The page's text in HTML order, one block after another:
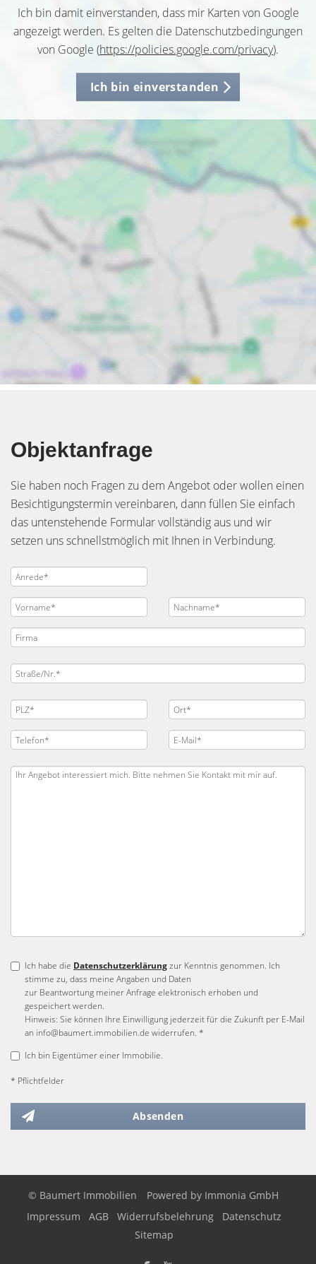
Ich bin damit einverstanden, dass mir Karten von Google
angezeigt werden. Es gelten die Datenschutzbedingungen
von Google (https://policies.google.com/privacy).
Ich bin einverstanden
Objektanfrage
Sie haben noch Fragen zu dem Angebot oder wollen einen
Besichtigungstermin vereinbaren, dann füllen Sie einfach
das untenstehende Formular vollständig aus und wir
setzen uns schnellstmöglich mit Ihnen in Verbindung.
Ich habe die Datenschutzerklärungzur Kenntnis genommen. Ich
stimme zu, dass meine Angaben und Daten
zur Beantwortung meiner Anfrage elektronisch erhoben und
gespeichert werden.
Hinweis: Sie können Ihre Einwilligung jederzeit für die Zukunft per E-Mail
an info@baumert.immobilien.de widerrufen. *
Ich bin Eigentümer einer Immobilie.
* Pflichtfelder
Absenden
© Baumert Immobilien Powered by Immonia GmbH
Impressum
AGB Widerrufsbelehrung
Datenschutz
Sitemap